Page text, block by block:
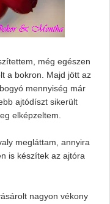
még egészen
a bokron. Majd jött az
mennyiség már
ajtódíszt sikerült
elképzeltem.
megláttam, annyira
is készítek az ajtóra
nagyon vékony